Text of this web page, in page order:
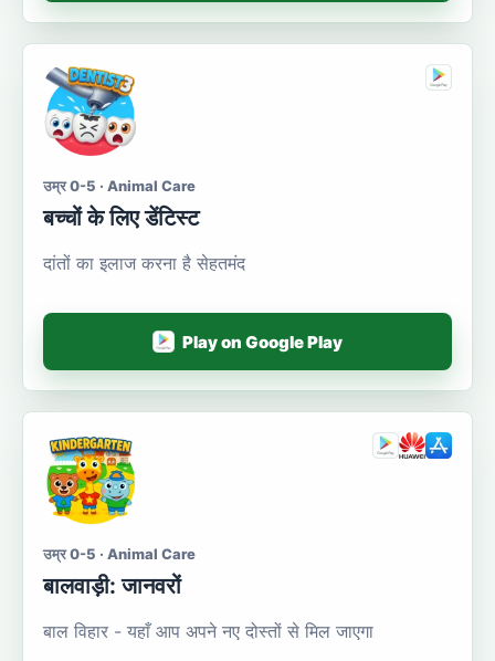
उम्र 0-5 · Animal Care
बच्चों के लिए डेंटिस्ट
दांतों का इलाज करना है सेहतमंद
Play on Google Play
उम्र 0-5 · Animal Care
बालवाड़ी: जानवरों
बाल विहार - यहाँ आप अपने नए दोस्तों से मिल जाएगा